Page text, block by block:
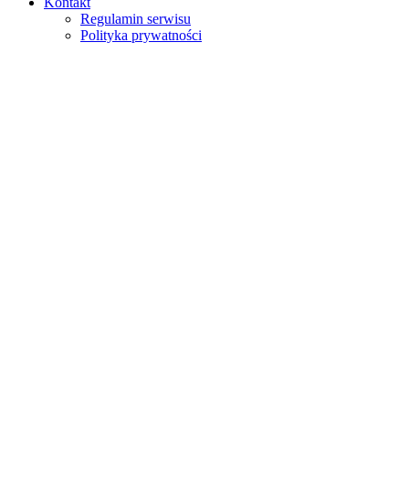
Regulamin serwisu
Polityka prywatności